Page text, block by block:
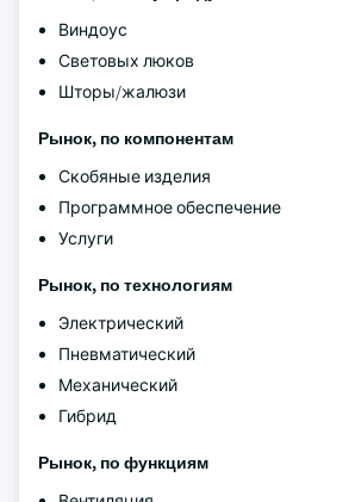
Виндоус
Световых люков
Шторы/жалюзи
Рынок, по компонентам
Скобяные изделия
Программное обеспечение
Услуги
Рынок, по технологиям
Электрический
Пневматический
Механический
Гибрид
Рынок, по функциям